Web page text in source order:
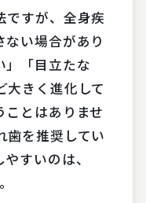
ですが、全身疾
ない場合があり
」「目立たな
大きく進化して
ことはありませ
歯を推奨してい
すいのは、